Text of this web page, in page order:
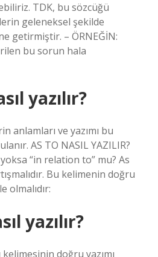
TDK, bu sözcüğü
geleneksel şekilde
getirmiştir. – ÖRNEĞİN:
bu sorun hala
yazılır?
anlamları ve yazımı bu
AS TO NASIL YAZILIR?
“in relation to” mu? As
Bu kelimenin doğru
olmalıdır:
yazılır?
doğru yazımı